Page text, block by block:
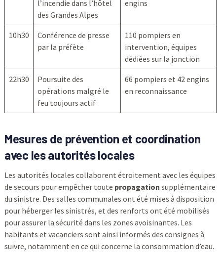
l’incendie dans l’hôtel
des Grandes Alpes
engins
10h30
Conférence de presse
par la préfète
110 pompiers en
intervention, équipes
dédiées sur la jonction
22h30
Poursuite des
opérations malgré le
feu toujours actif
66 pompiers et 42 engins
en reconnaissance
Mesures de prévention et coordination
avec les autorités locales
Les autorités locales collaborent étroitement avec les équipes
de secours pour empêcher toute propagation supplémentaire
du sinistre. Des salles communales ont été mises à disposition
pour héberger les sinistrés, et des renforts ont été mobilisés
pour assurer la sécurité dans les zones avoisinantes. Les
habitants et vacanciers sont ainsi informés des consignes à
suivre, notamment en ce qui concerne la consommation d’eau.